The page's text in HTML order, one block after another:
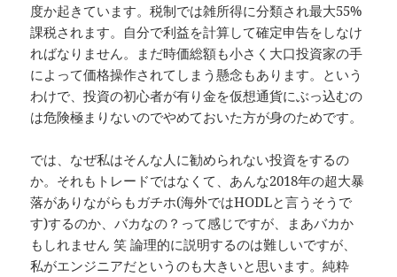
度か起きています。税制では雑所得に分類され最大55%
課税されます。自分で利益を計算して確定申告をしなけ
ればなりません。まだ時価総額も小さく大口投資家の手
によって価格操作されてしまう懸念もあります。という
わけで、投資の初心者が有り金を仮想通貨にぶっ込むの
は危険極まりないのでやめておいた方が身のためです。
では、なぜ私はそんな人に勧められない投資をするの
か。それもトレードではなくて、あんな2018年の超大暴
落がありながらもガチホ(海外ではHODLと言うそうで
す)するのか、バカなの？って感じですが、まあバカか
もしれません 笑 論理的に説明するのは難しいですが、
私がエンジニアだというのも大きいと思います。純粋